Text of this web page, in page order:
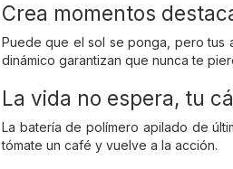
Crea momentos
Puede que el sol se ponga, pero tus
dinámico garantizan que nunca te
La vida no espera, tu
La batería de polímero apilado de
tómate un café y vuelve a la acción.